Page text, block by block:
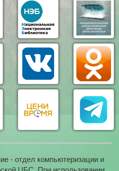
- отдел компьютеризации и